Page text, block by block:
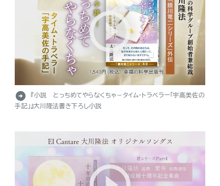
arrow_circle_right
『小説 とっちめてやらなくちゃ－タイム・トラベラー「宇高美佐の
手記」』大川隆法書き下ろし小説